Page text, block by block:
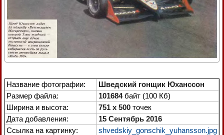
Название фотографии:
Шведский гонщик Юханссон
Размер файла:
101684байт (100 Кб)
Ширина и высота:
751 x 500 точек
Дата добавления:
15 Сентябрь 2016
Ссылка на картинку:
shvedskiy_gonschik_yuhansson.jpg